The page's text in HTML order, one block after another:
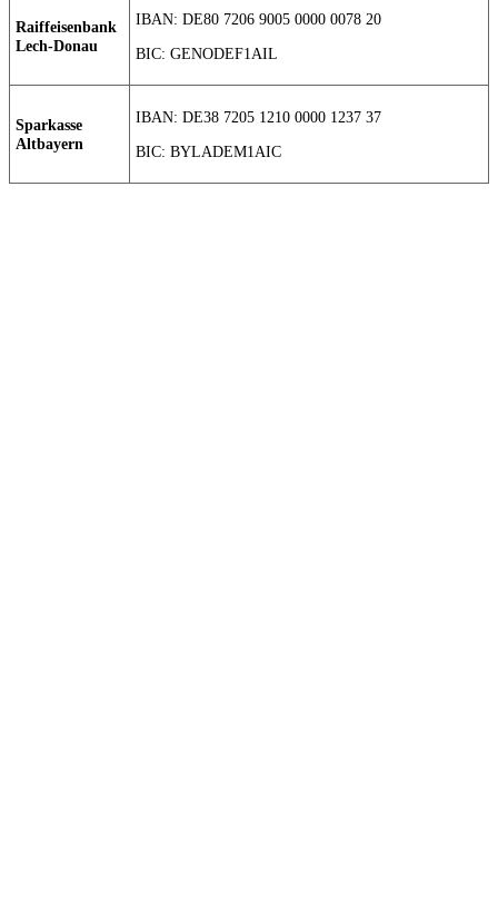
Raiffeisenbank
Lech-Donau
IBAN: DE80 7206 9005 0000 0078 20
BIC: GENODEF1AIL
Sparkasse
Altbayern
IBAN: DE38 7205 1210 0000 1237 37
BIC: BYLADEM1AIC